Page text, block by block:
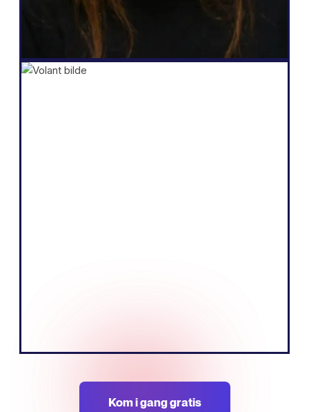
Salomé Amar
Grunnlegger
Kom i gang gratis